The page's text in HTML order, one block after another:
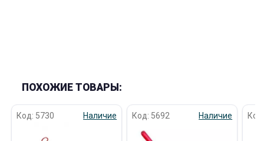
ПОХОЖИЕ ТОВАРЫ:
Код: 5730 Наличие Код: 5692 Наличие